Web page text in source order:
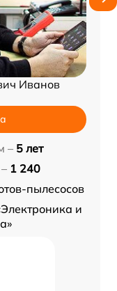
Иванов
– 5 лет
1 240
пылесосов
и